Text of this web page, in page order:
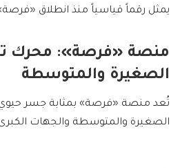
يمثل رقماً قياسياً منذ انطلاق
منصة «فرصة»: محرك
الصغيرة والمتوسطة
تُعد منصة «فرصة» بمثابة جسر
الصغيرة والمتوسطة والجهات